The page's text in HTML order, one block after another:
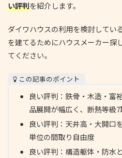
い評判を紹介します。
ダイワハウスの利用を検討してい
を建てるためにハウスメーカー探
てください。
この記事のポイント
良い評判：鉄骨・木造・富
品展開が幅広く、断熱等級
良い評判：天井高・大開口
単位の間取り自由度
良い評判：構造躯体・防水